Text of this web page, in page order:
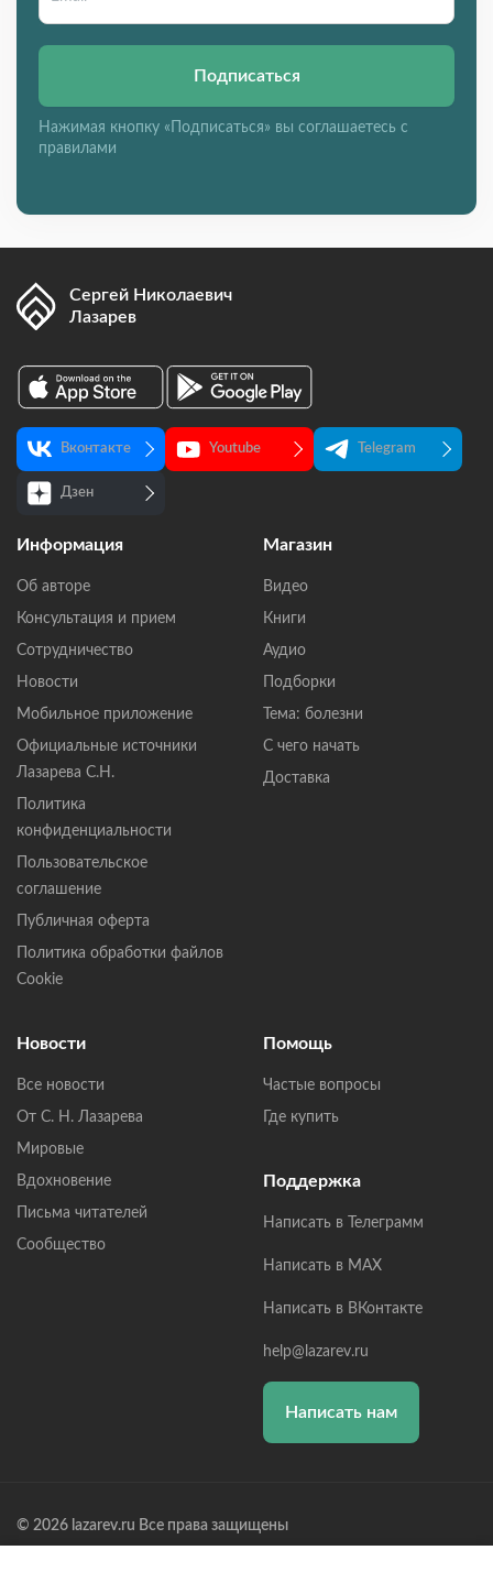
Подписаться
Нажимая кнопку «Подписаться» вы соглашаетесь с
правилами
Сергей Николаевич
Лазарев
Вконтакте Youtube Telegram
Дзен
Информация
Об авторе
Консультация и прием
Сотрудничество
Новости
Мобильное приложение
Официальные источники
Лазарева С.Н.
Политика
конфиденциальности
Пользовательское
соглашение
Публичная оферта
Политика обработки файлов
Cookie
Магазин
Видео
Книги
Аудио
Подборки
Тема: болезни
С чего начать
Доставка
Новости
Все новости
От С. Н. Лазарева
Мировые
Вдохновение
Письма читателей
Сообщество
Помощь
Частые вопросы
Где купить
Поддержка
Написать в Телеграмм
Написать в MAX
Написать в ВКонтакте
help@lazarev.ru
Написать нам
© 2026 lazarev.ru Все права защищены